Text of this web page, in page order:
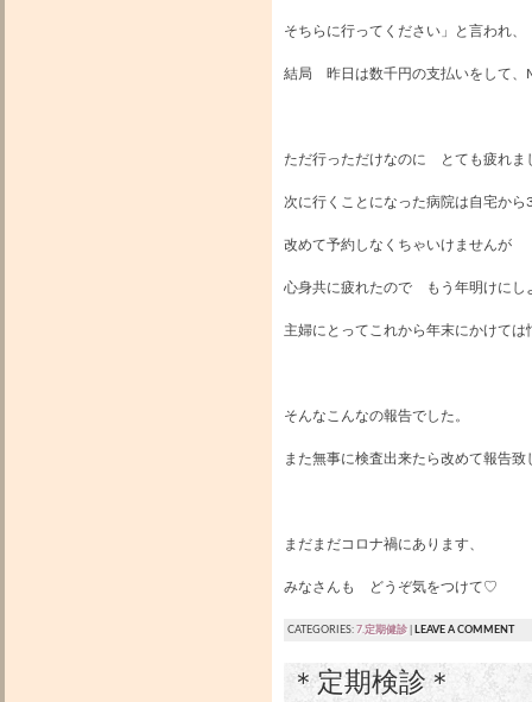
そちらに行ってください」と言われ、
結局 昨日は数千円の支払いをして、
ただ行っただけなのに とても疲れま
次に行くことになった病院は自宅か
改めて予約しなくちゃいけませんが
心身共に疲れたので もう年明けに
主婦にとってこれから年末にかけて
そんなこんなの報告でした。
また無事に検査出来たら改めて報告致
まだまだコロナ禍にあります、
みなさんも どうぞ気をつけて♡
CATEGORIES:7.定期健診 LEAVE A COMMENT
＊定期検診＊